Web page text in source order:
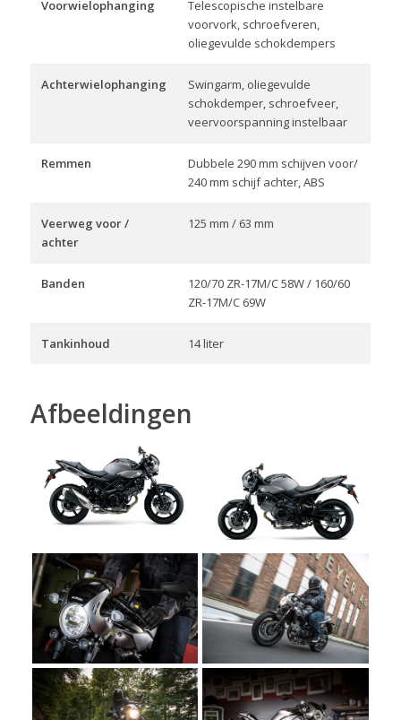
Voorwielophanging
Telescopische instelbare
voorvork, schroefveren,
oliegevulde schokdempers
Achterwielophanging
Swingarm, oliegevulde
schokdemper, schroefveer,
veervoorspanning instelbaar
Remmen
Dubbele 290 mm schijven voor/
240 mm schijf achter, ABS
Veerweg voor /
achter
125 mm / 63 mm
Banden
120/70 ZR-17M/C 58W / 160/60
ZR-17M/C 69W
Tankinhoud 14 liter
Afbeeldingen